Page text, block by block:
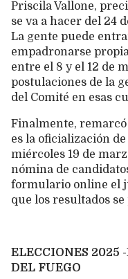
Priscila Vallone,
se va a hacer del 24
La gente puede
empadronarse
entre el 8 y el 12 de
postulaciones de la
del Comité en esas
Finalmente,
es la oficialización
miércoles 19 de
nómina de
formulario online el
que los resultados
ELECCIONES 2025
DEL FUEGO